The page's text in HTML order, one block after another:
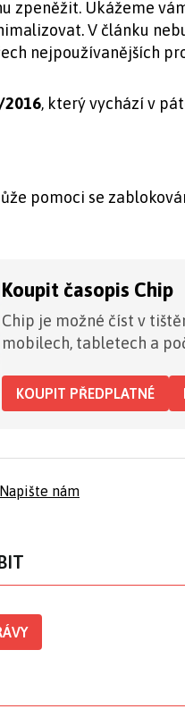
zpeněžit. Ukážeme
V článku
nejpoužívanějších
2016, který vychází v
pomoci se
Koupit časopis Chip
Chip je možné číst v
mobilech, tabletech a
KOUPIT PŘEDPLATNÉ
Napište nám